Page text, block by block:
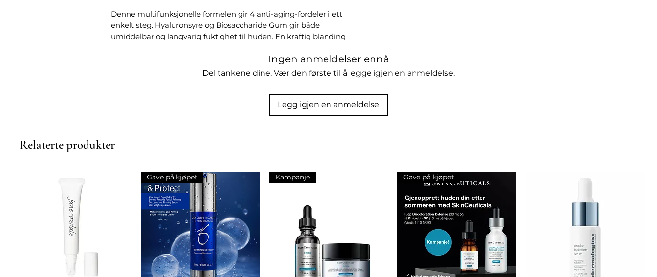
Denne multifunksjonelle formelen gir 4 anti-aging-fordeler i ett
enkelt steg. Hyaluronsyre og Biosaccharide Gum gir både
umiddelbar og langvarig fuktighet til huden. En kraftig blanding
reduserer og forebygger synlige aldringstegn. Ekstrakt fra grønn
te, E-vitamin og ubiquinon (Koenzym Q10) beskytter mot
Påføres som siste steg i morgenrutinen. Produktet er uten farge.
behandling.
Ingredienser
Avobenzone, homosalate, octinoxate, octisalate.
Water (aqua), c12-15 alkyl ethylhexanoate, cyclopentasiloxane,
hydrogenated starch hydrolysate, cetearyl alcohol, polyglyceryl-3-
methylglucose distearate, boron nitride, butylene glycol, glycerin,
glyceryl stearate, peg-100 stearate, tetrahexyldecyl ascorbate, yeast
extract (faex), camellia sinensis (green tea) leaf extract,
epigallocatechin gallate, betula alba (white birch) bark extract,
Ingen anmeldelser ennå
Del tankene dine. Vær den første til å legge igjen en anmeldelse.
Legg igjen en anmeldelse
Relaterte produkter
Gave på kjøpet Kampanje Gave på kjøpet